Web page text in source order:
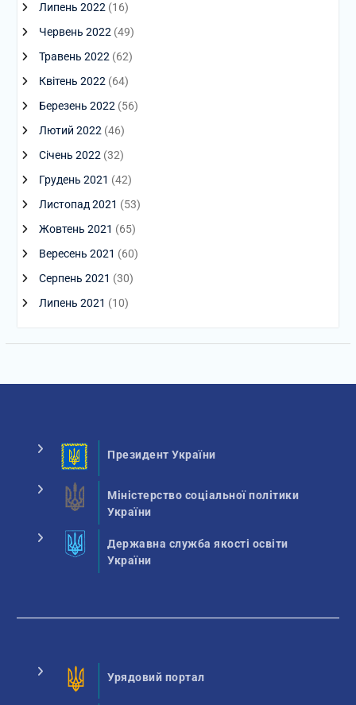
Липень 2022 (16)
Червень 2022 (49)
Травень 2022 (62)
Квітень 2022 (64)
Березень 2022 (56)
Лютий 2022 (46)
Січень 2022 (32)
Грудень 2021 (42)
Листопад 2021 (53)
Жовтень 2021 (65)
Вересень 2021 (60)
Серпень 2021 (30)
Липень 2021 (10)
Президент України
Міністерство соціальної політики
України
Державна служба якості освіти
України
Урядовий портал